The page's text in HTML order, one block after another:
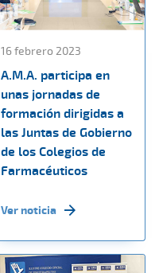
16 febrero 2023
A.M.A. participa en
unas jornadas de
formación dirigidas a
las Juntas de Gobierno
de los Colegios de
Farmacéuticos
Ver noticia